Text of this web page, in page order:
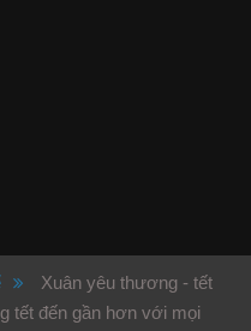
Xuân yêu thương - tết
tết đến gần hơn với mọi